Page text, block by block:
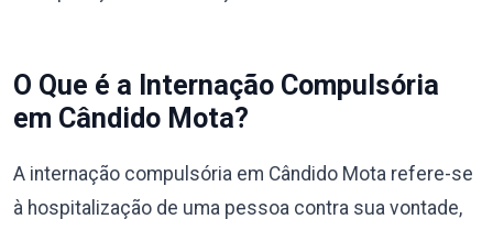
O Que é a Internação Compulsória
em Cândido Mota?
A internação compulsória em Cândido Mota refere-se
à hospitalização de uma pessoa contra sua vontade,